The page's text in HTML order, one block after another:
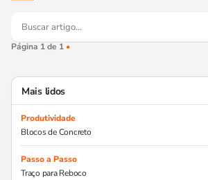
Página 1 de 1 •
Mais lidos
Produtividade
Blocos de Concreto
Passo a Passo
Traço para Reboco